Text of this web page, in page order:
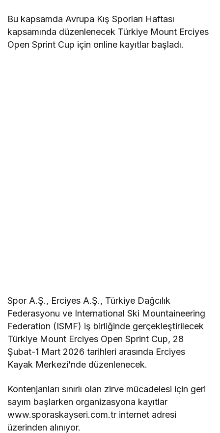
Bu kapsamda Avrupa Kış Sporları Haftası
kapsamında düzenlenecek Türkiye Mount Erciyes
Open Sprint Cup için online kayıtlar başladı.
Spor A.Ş., Erciyes A.Ş., Türkiye Dağcılık
Federasyonu ve International Ski Mountaineering
Federation (ISMF) iş birliğinde gerçekleştirilecek
Türkiye Mount Erciyes Open Sprint Cup, 28
Şubat-1 Mart 2026 tarihleri arasında Erciyes
Kayak Merkezi’nde düzenlenecek.
Kontenjanları sınırlı olan zirve mücadelesi için geri
sayım başlarken organizasyona kayıtlar
www.sporaskayseri.com.tr internet adresi
üzerinden alınıyor.